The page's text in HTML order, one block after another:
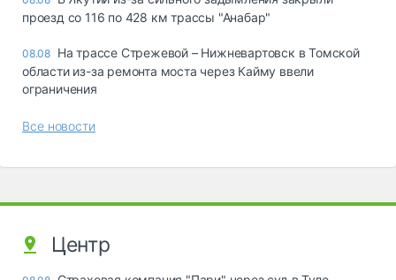
проезд со 116 по 428 км трассы "Анабар"
08.08 На трассе Стрежевой – Нижневартовск в Томской
области из-за ремонта моста через Кайму ввели
ограничения
Все новости
Центр